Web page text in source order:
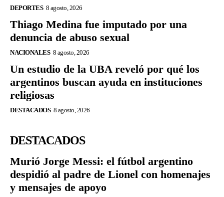
DEPORTES 8 agosto, 2026
Thiago Medina fue imputado por una
denuncia de abuso sexual
NACIONALES 8 agosto, 2026
Un estudio de la UBA reveló por qué los
argentinos buscan ayuda en instituciones
religiosas
DESTACADOS 8 agosto, 2026
DESTACADOS
Murió Jorge Messi: el fútbol argentino
despidió al padre de Lionel con homenajes
y mensajes de apoyo